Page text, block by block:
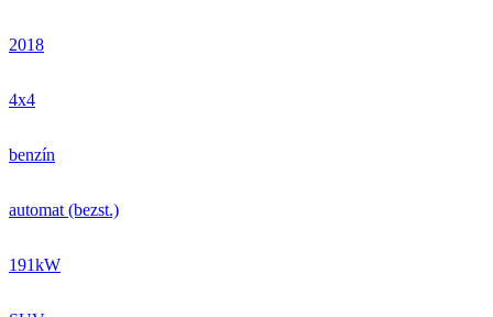
2018
4x4
benzín
automat (bezst.)
191kW